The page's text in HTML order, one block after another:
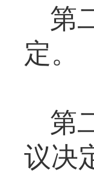
第
定。
第
议决